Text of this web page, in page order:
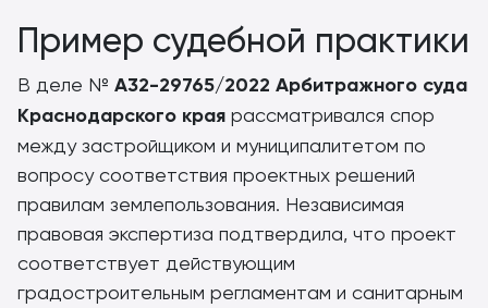
Пример судебной практики
В деле № А32-29765/2022 Арбитражного суда
Краснодарского края рассматривался спор
между застройщиком и муниципалитетом по
вопросу соответствия проектных решений
правилам землепользования. Независимая
правовая экспертиза подтвердила, что проект
соответствует действующим
градостроительным регламентам и санитарным